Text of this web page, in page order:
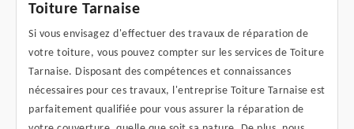
Toiture Tarnaise
Si vous envisagez d'effectuer des travaux de réparation de
votre toiture, vous pouvez compter sur les services de Toiture
Tarnaise. Disposant des compétences et connaissances
nécessaires pour ces travaux, l'entreprise Toiture Tarnaise est
parfaitement qualifiée pour vous assurer la réparation de